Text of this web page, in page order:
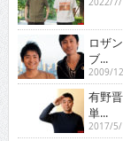
ロザ
ブ...
2009/
有野
単...
2017/5/